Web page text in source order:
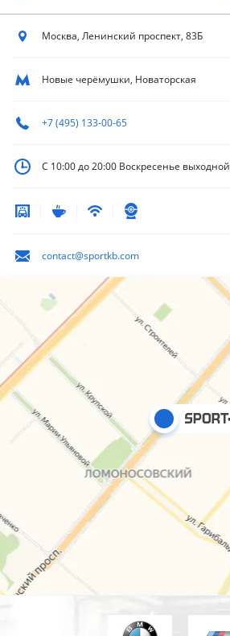
Москва, Ленинский проспект, 83Б
Новые черёмушки, Новаторская
+7 (495) 133-00-65
С 10:00 до 20:00 Воскресенье выходной
contact@sportkb.com